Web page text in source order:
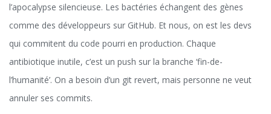
l’apocalypse silencieuse. Les bactéries échangent des gènes
comme des développeurs sur GitHub. Et nous, on est les devs
qui commitent du code pourri en production. Chaque
antibiotique inutile, c’est un push sur la branche ‘fin-de-
l’humanité’. On a besoin d’un git revert, mais personne ne veut
annuler ses commits.